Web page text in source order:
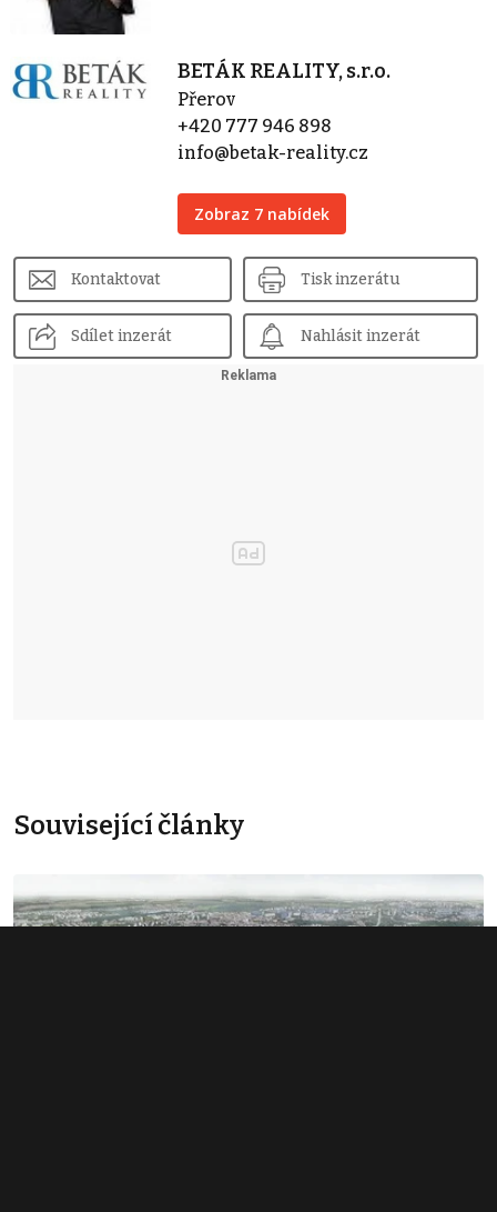
BETÁK REALITY, s.r.o.
Přerov
+420 777 946 898
info@betak-reality.cz
Zobraz 7 nabídek
Kontaktovat Tisk inzerátu
Sdílet inzerát Nahlásit inzerát
Související články